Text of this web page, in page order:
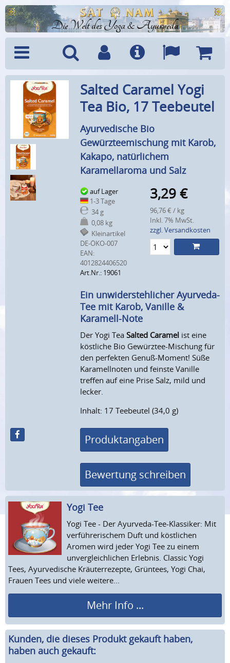
Die Welt des Yoga & Ayurveda
Menü SucheBenutzerkonto
Info Sprachen
Salted Caramel Yogi
Tea Bio, 17 Teebeutel
Ayurvedische Bio
Gewürzteemischung mit Karob,
Kakapo, natürlichem
Karamellaroma und Salz
auf Lager
1-3 Tage
34 g
0,08 kg
Kleinartikel
DE-ÖKO-007
EAN:
4012824406520
Art.Nr.: 19061
3,29 €
96,76 € / kg
Inkl. 7% MwSt.
zzgl. Versandkosten
Ein unwiderstehlicher Ayurveda-
Tee mit Karob, Vanille &
Karamell-Note
Der Yogi TeaSalted Caramel ist eine
köstliche Bio Gewürztee-Mischung für
den perfekten Genuß-Moment! Süße
Karamellnoten und feinste Vanille
treffen auf eine Prise Salz, mild und
lecker.
Inhalt: 17 Teebeutel (34,0 g)
Produktangaben
Bewertung schreiben
Yogi Tee
Yogi Tee - Der Ayurveda-Tee-Klassiker: Mit
verführerischem Duft und köstlichen
Aromen wird jeder Yogi Tee zu einem
unvergleichlichen Erlebnis. Classic Yogi
Tees, Ayurvedische Kräuterrezepte, Grüntees, Yogi Chai,
Frauen Tees und viele weitere...
Mehr Info ...
Kunden, die dieses Produkt gekauft haben,
haben auch gekauft: